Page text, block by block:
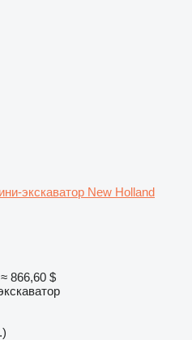
экскаватор New Holland
≈ 866,60 $